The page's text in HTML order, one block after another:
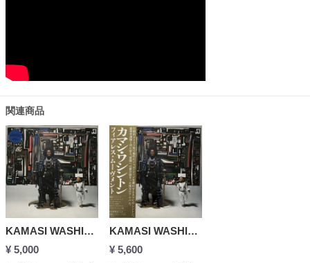
関連商品
KAMASI WASHINGTON - Fearless Movement
¥ 5,000
KAMASI WASHINGTON - Fearless Movement
¥ 5,600